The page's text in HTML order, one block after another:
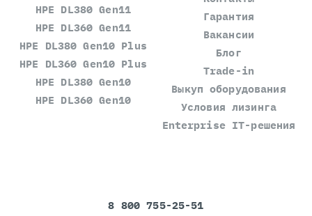
HPE DL380 Gen11
HPE DL360 Gen11
HPE DL380 Gen10 Plus
HPE DL360 Gen10 Plus
HPE DL380 Gen10
HPE DL360 Gen10
Гарантия
Вакансии
Блог
Trade-in
Выкуп оборудования
Условия лизинга
Enterprise IT-решения
8 800 755-25-51